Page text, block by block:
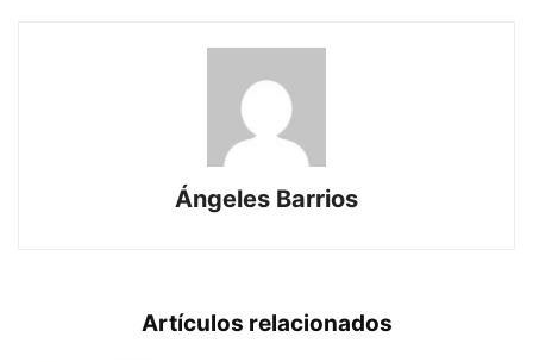
Ángeles Barrios
Artículos relacionados